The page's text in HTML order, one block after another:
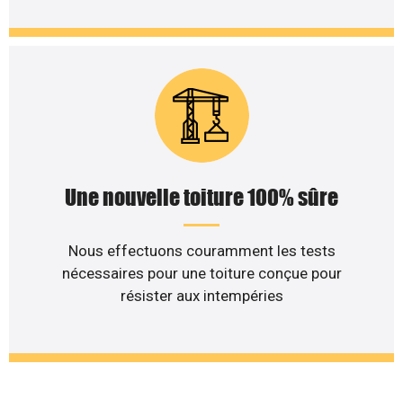
Une nouvelle toiture 100% sûre
Nous effectuons couramment les tests
nécessaires pour une toiture conçue pour
résister aux intempéries